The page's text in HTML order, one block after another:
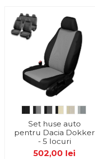
Set huse auto
pentru Dacia Dokker
- 5 locuri
502,00 lei